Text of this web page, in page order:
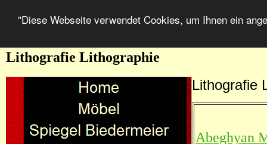
"Diese Webseite verwendet Cookies, um Ihnen ein
Lithografie Lithographie
Lithografie
Abeghyan